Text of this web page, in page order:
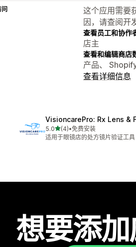
这个应用需要
因，请查阅开
查看员工和协作
店主
查看和编辑商店
产品、
查看详细信息
VisioncarePro: Rx Lens &
5.0星（满分 5 星）
(4)
总共 4 条评论
•免费安装
适用于眼镜店的处方镜片验证工具
想要添加